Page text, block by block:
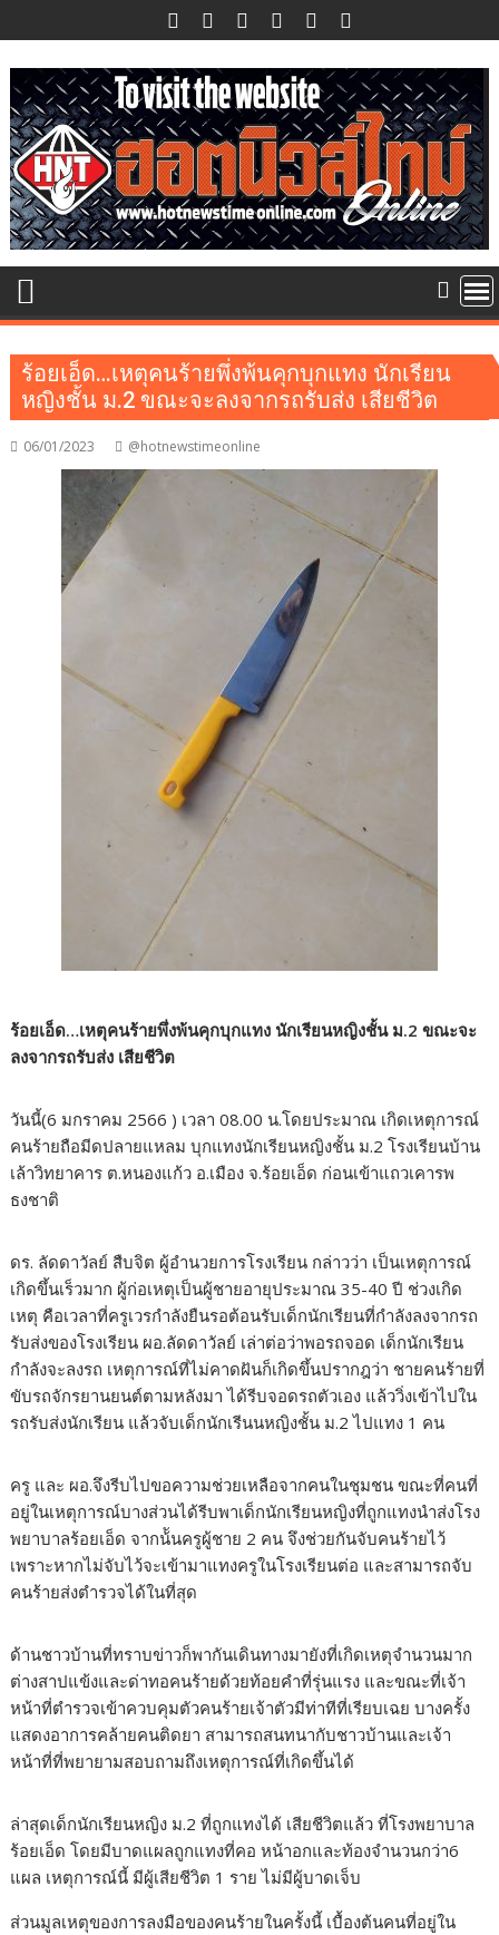
to
content
ร้อยเอ็ด…เหตุคนร้ายพึ่งพ้นคุกบุกแทง นักเรียน
หญิงชั้น ม.2 ขณะจะลงจากรถรับส่ง เสียชีวิต
06/01/2023 @hotnewstimeonline
ร้อยเอ็ด…เหตุคนร้ายพึ่งพ้นคุกบุกแทง นักเรียนหญิงชั้น ม.2 ขณะจะ
ลงจากรถรับส่ง เสียชีวิต
วันนี้(6 มกราคม 2566 ) เวลา 08.00 น.โดยประมาณ เกิดเหตุการณ์
คนร้ายถือมีดปลายแหลม บุกแทงนักเรียนหญิงชั้น ม.2 โรงเรียนบ้าน
เล้าวิทยาคาร ต.หนองแก้ว อ.เมือง จ.ร้อยเอ็ด ก่อนเข้าแถวเคารพ
ธงชาติ
ดร. ลัดดาวัลย์ สืบจิต ผู้อำนวยการโรงเรียน กล่าวว่า เป็นเหตุการณ์
เกิดขึ้นเร็วมาก ผู้ก่อเหตุเป็นผู้ชายอายุประมาณ 35-40 ปี ช่วงเกิด
เหตุ คือเวลาที่ครูเวรกำลังยืนรอต้อนรับเด็กนักเรียนที่กำลังลงจากรถ
รับส่งของโรงเรียน ผอ.ลัดดาวัลย์ เล่าต่อว่าพอรถจอด เด็กนักเรียน
กำลังจะลงรถ เหตุการณ์ที่ไม่คาดฝันก็เกิดขึ้นปรากฎว่า ชายคนร้ายที่
ขับรถจักรยานยนต์ตามหลังมา ได้รีบจอดรถตัวเอง แล้ววิ่งเข้าไปใน
รถรับส่งนักเรียน แล้วจับเด็กนักเรีนนหญิงชั้น ม.2 ไปแทง 1 คน
ครู และ ผอ.จึงรีบไปขอความช่วยเหลือจากคนในชุมชน ขณะที่คนที่
อยู่ในเหตุการณ์บางส่วนได้รีบพาเด็กนักเรียนหญิงที่ถูกแทงนำส่งโรง
พยาบาลร้อยเอ็ด จากน้ันครูผู้ชาย 2 คน จึงช่วยกันจับคนร้ายไว้
เพราะหากไม่จับไว้จะเข้ามาแทงครูในโรงเรียนต่อ และสามารถจับ
คนร้ายส่งตำรวจได้ในที่สุด
ด้านชาวบ้านที่ทราบข่าวก็พากันเดินทางมายังที่เกิดเหตุจำนวนมาก
ต่างสาปแข้งและด่าทอคนร้ายด้วยท้อยคำที่รุ่นแรง และขณะที่เจ้า
หน้าที่ตำรวจเข้าควบคุมตัวคนร้ายเจ้าตัวมีท่าทีที่เรียบเฉย บางครั้ง
แสดงอาการคล้ายคนติดยา สามารถสนทนากับชาวบ้านและเจ้า
หน้าที่ที่พยายามสอบถามถึงเหตุการณ์ที่เกิดขึ้นได้
ล่าสุดเด็กนักเรียนหญิง ม.2 ที่ถูกแทงได้ เสียชีวิตแล้ว ที่โรงพยาบาล
ร้อยเอ็ด โดยมีบาดแผลถูกแทงที่คอ หน้าอกและท้องจำนวนกว่า6
แผล เหตุการณ์นี้ มีผู้เสียชีวิต 1 ราย ไม่มีผู้บาดเจ็บ
ส่วนมูลเหตุของการลงมือของคนร้ายในครั้งนี้ เบื้องต้นคนที่อยู่ใน